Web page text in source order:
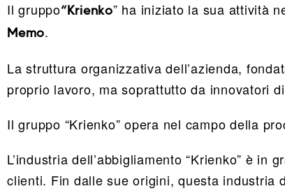
Il gruppo“Krienko” ha iniziato la sua attività
Memo.
La struttura organizzativa dell’azienda,
proprio lavoro, ma soprattutto da innovatori
Il gruppo “Krienko” opera nel campo della
L’industria dell’abbigliamento “Krienko” è
clienti. Fin dalle sue origini, questa industria